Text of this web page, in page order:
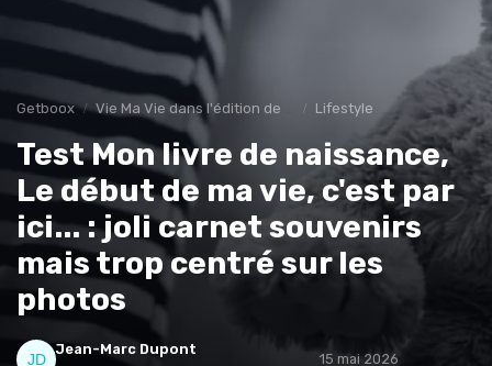
Getboox Vie Ma Vie dans l'édition de livre Lifestyle
Test Mon livre de naissance,
Le début de ma vie, c'est par
ici... : joli carnet souvenirs
mais trop centré sur les
photos
Jean-Marc Dupont
15 mai 2026